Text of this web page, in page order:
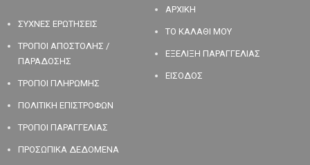
ΣΥΧΝΕΣ ΕΡΩΤΗΣΕΙΣ
ΤΡΟΠΟΙ ΑΠΟΣΤΟΛΗΣ /
ΠΑΡΑΔΟΣΗΣ
ΤΡΟΠΟΙ ΠΛΗΡΩΜΗΣ
ΠΟΛΙΤΙΚΗ ΕΠΙΣΤΡΟΦΩΝ
ΤΡΟΠΟΙ ΠΑΡΑΓΓΕΛΙΑΣ
ΠΡΟΣΩΠΙΚΑ ΔΕΔΟΜΕΝΑ
ΑΡΧΙΚΗ
ΤΟ ΚΑΛΑΘΙ ΜΟΥ
ΕΞΕΛΙΞΗ ΠΑΡΑΓΓΕΛΙΑΣ
ΕΙΣΟΔΟΣ